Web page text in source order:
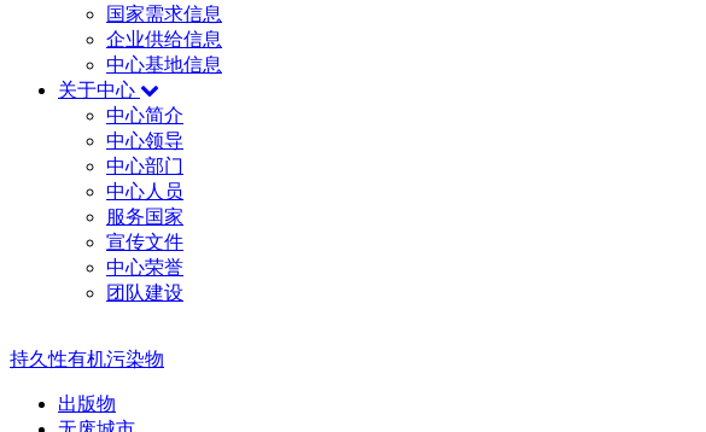
国家需求信息
企业供给信息
中心基地信息
关于中心
中心简介
中心领导
中心部门
中心人员
服务国家
宣传文件
中心荣誉
团队建设
持久性有机污染物
出版物